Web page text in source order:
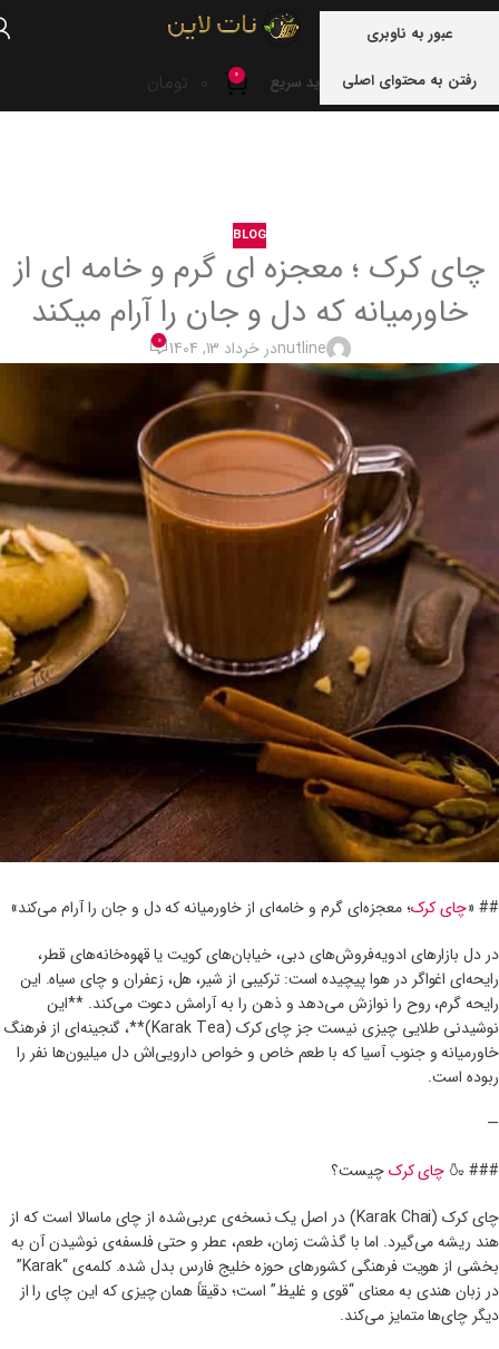
عبور به ناوبری
رفتن به محتوای اصلی
خرید سریع 0
0 تومان
BLOG
چای کرک ؛ معجزه ای گرم و خامه ای از
خاورمیانه که دل و جان را آرام میکند
nutlineدر خرداد 13, 1404 0
## «چای کرک؛ معجزه‌ای گرم و خامه‌ای از خاورمیانه که دل و جان را آرام می‌کند»
در دل بازارهای ادویه‌فروش‌های دبی، خیابان‌های کویت یا قهوه‌خانه‌های قطر،
رایحه‌ای اغواگر در هوا پیچیده است: ترکیبی از شیر، هل، زعفران و چای سیاه. این
رایحه گرم، روح را نوازش می‌دهد و ذهن را به آرامش دعوت می‌کند. **این
نوشیدنی طلایی چیزی نیست جز چای کرک (Karak Tea)**، گنجینه‌ای از فرهنگ
خاورمیانه و جنوب آسیا که با طعم خاص و خواص دارویی‌اش دل میلیون‌ها نفر را
ربوده است.
—
### 🍶چای کرکچیست؟
چای کرک (Karak Chai) در اصل یک نسخه‌ی عربی‌شده از چای ماسالا است که از
هند ریشه می‌گیرد. اما با گذشت زمان، طعم، عطر و حتی فلسفه‌ی نوشیدن آن به
بخشی از هویت فرهنگی کشورهای حوزه خلیج فارس بدل شده. کلمه‌ی “Karak”
در زبان هندی به معنای “قوی و غلیظ” است؛ دقیقاً همان چیزی که این چای را از
دیگر چای‌ها متمایز می‌کند.